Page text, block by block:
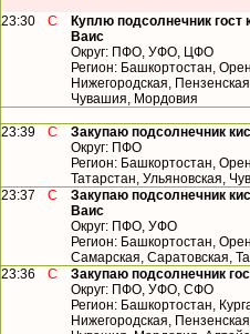
23:30 С
Куплю подсолнечник
Ваис
Округ: ПФО, УФО, ЦФО
Регион: Башкортостан,
Нижегородская,
Чувашия, Мордовия
23:39 С
Закупаю подсолнечник
Округ: ПФО
Регион: Башкортостан,
Татарстан, Ульяновская,
23:37
С
Закупаю подсолнечник
Ваис
Округ: ПФО, УФО
Регион: Башкортостан,
Самарская, Саратовская,
23:36
С
Закупаю подсолнечник
Округ: ПФО, УФО, СФО
Регион: Башкортостан,
Нижегородская,